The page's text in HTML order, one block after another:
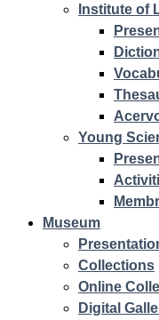
Institute of
Young
Museum
Collections
Online
Digital